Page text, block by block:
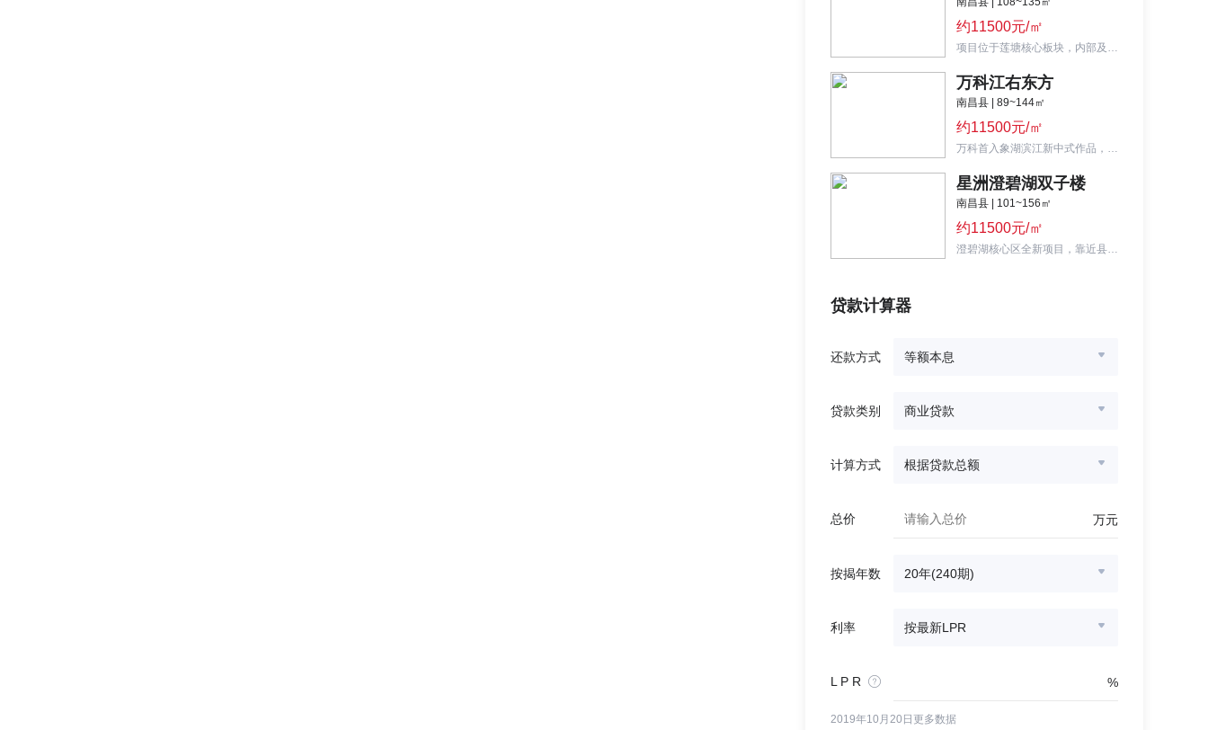
约11500元/㎡
项目位于莲塘核心板块，内部及外部配套均比较丰富，主推108-135㎡装修三四房。
万科江右东方
南昌县 | 89~144㎡
约11500元/㎡
万科首入象湖滨江新中式作品，1.8容积率，主推89-144㎡高层、小高及洋房产品。
星洲澄碧湖双子楼
南昌县 | 101~156㎡
约11500元/㎡
澄碧湖核心区全新项目，靠近县政府、博物馆、玺悦城，主推建面约101-156㎡高层。
贷款计算器
还款方式 等额本息
贷款类别 商业贷款
计算方式 根据贷款总额
总价 万元
按揭年数 20年(240期)
利率 按最新LPR
L P R %
2019年10月20日更多数据